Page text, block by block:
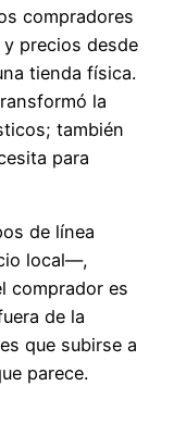
compradores
precios desde
tienda física.
la
también
para
de línea
local—,
comprador es
de la
que subirse a
parece.